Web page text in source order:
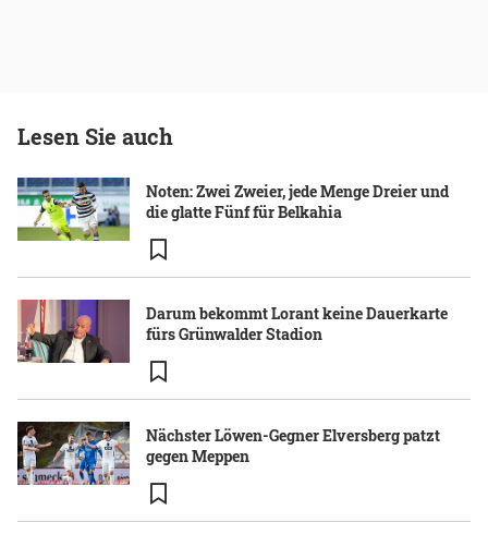
Lesen Sie auch
Noten: Zwei Zweier, jede Menge Dreier und
die glatte Fünf für Belkahia
Darum bekommt Lorant keine Dauerkarte
fürs Grünwalder Stadion
Nächster Löwen-Gegner Elversberg patzt
gegen Meppen